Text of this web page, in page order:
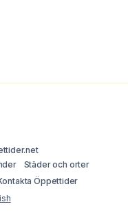
Städer och orter
Öppettider